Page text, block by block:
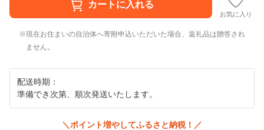
お気に入り
現在お住まいの自治体へ寄附申込いただいた場合、返礼品は贈答され
ません。
配送時期：
準備でき次第、順次発送いたします。
＼ポイント増やしてふるさと納税！／